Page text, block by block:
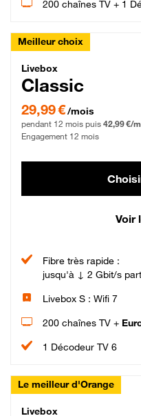
200 chaînes TV + 1
Meilleur choix
Livebox
Livebox
Classic
29,99 € par mois pendant 12
29,99 €/mois
pendant 12 mois puis 42,99 €/
Engagement 12 mois
Voir
Fibre très rapide :
jusqu'à ↓ 2 Gbit/s
Livebox S : Wifi 7
200 chaînes TV +
1 Décodeur TV 6
Le meilleur d'Orange
Livebox